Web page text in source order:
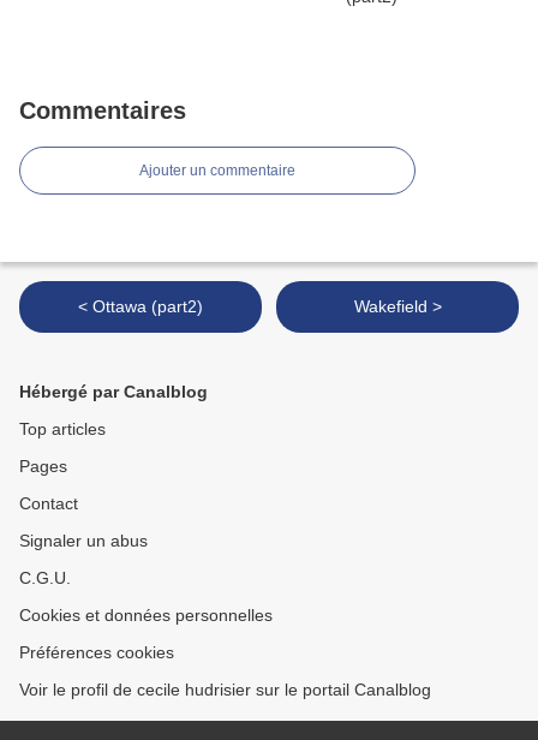
Commentaires
Ajouter un commentaire
< Ottawa (part2) Wakefield >
Hébergé par Canalblog
Top articles
Pages
Contact
Signaler un abus
C.G.U.
Cookies et données personnelles
Préférences cookies
Voir le profil de cecile hudrisier sur le portail Canalblog